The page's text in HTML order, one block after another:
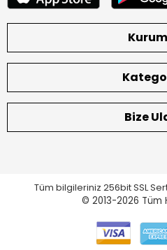
Bize
Tüm bilgileriniz 256bit SSL
© 2013-2026 Tüm